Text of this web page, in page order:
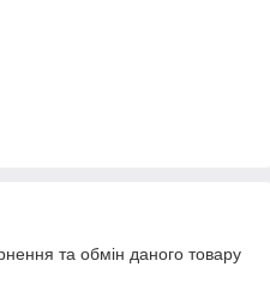
та обмін даного товару